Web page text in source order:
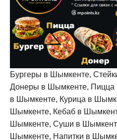
Бургеры в Шымкенте,
Донеры в Шымкенте,
в Шымкенте, Курица в
Шымкенте, Кебаб в
Шымкенте, Суши в
Шымкенте, Напитки в